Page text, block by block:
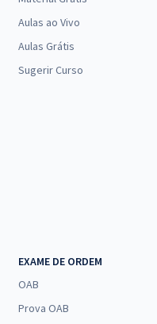
Aulas ao Vivo
Aulas Grátis
Sugerir Curso
EXAME DE ORDEM
OAB
Prova OAB